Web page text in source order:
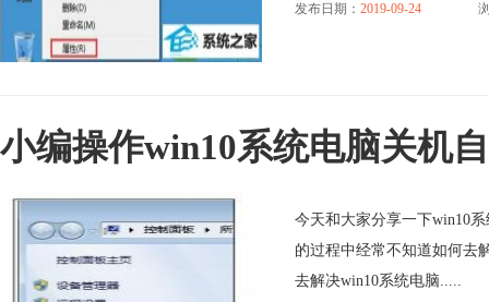
发布日期： 2019-09-24
小编操作win10系统电脑关机
今天和大家分享一下win10
的过程中经常不知道如何去
去解决win10系统电脑.....